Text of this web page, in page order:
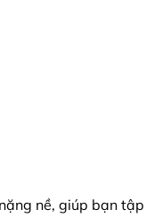
nề, giúp bạn